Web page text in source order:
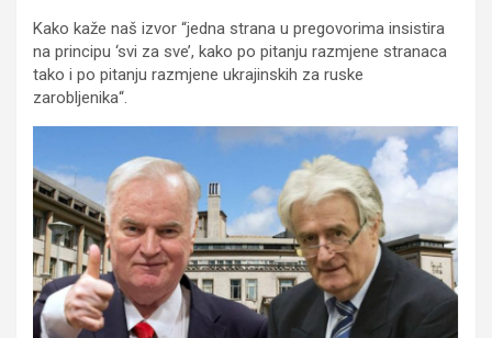
Kako kaže naš izvor “jedna strana u pregovorima insistira
na principu ‘svi za sve’, kako po pitanju razmjene stranaca
tako i po pitanju razmjene ukrajinskih za ruske
zarobljenika“.